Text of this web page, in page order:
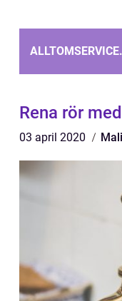
ALLTOMSERVICE.
Rena rör
03 april 2020